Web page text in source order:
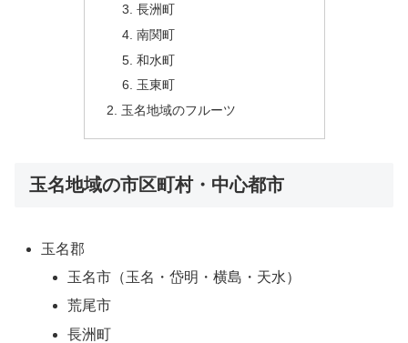
長洲町
南関町
和水町
玉東町
玉名地域のフルーツ
玉名地域の市区町村・中心都市
玉名郡
玉名市（玉名・岱明・横島・天水）
荒尾市
長洲町